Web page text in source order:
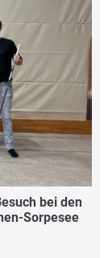
bei den
Sorpesee